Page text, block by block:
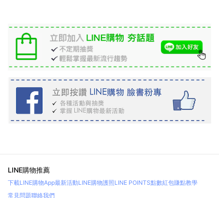
LINE購物推薦
下載LINE購物App最新活動LINE購物護照LINE POINTS點數紅包賺點教學
常見問題聯絡我們